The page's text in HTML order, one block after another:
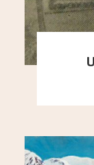
Då
Kaland